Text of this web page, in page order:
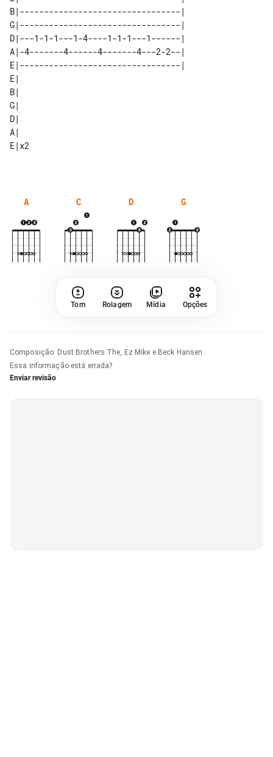
B|---------------------------------|
G|---------------------------------|
D|---1-1-1---1-4----1-1-1---1------|
A|-4-------4------4-------4---2-2--|
E|---------------------------------|
E|
B|
G|
D|
A|
A C D G
Tom Rolagem Mídia Opções
Composição: Dust Brothers The, Ez Mike e Beck Hansen
Essa informação está errada?
Enviar revisão